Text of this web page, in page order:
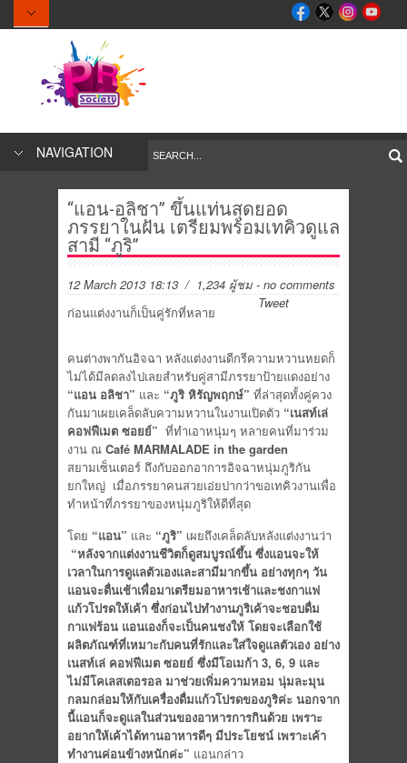
NAVIGATION
“แอน-อลิชา” ขึ้นแท่นสุดยอด
ภรรยาในฝัน เตรียมพร้อมเทคิวดูแล
สามี “ภูริ”
12 March 2013 18:13 / 1,234 ผู้ชม - no comments
Tweet
ก่อนแต่งงานก็เป็นคู่รักที่หลาย
คนต่างพากันอิจฉา หลังแต่งงานดีกรีความหวานหยดก็
ไม่ได้มีลดลงไปเลยสำหรับคู่สามีภรรยาป้ายแดงอย่าง
“แอน อลิชา” และ “ภูริ หิรัญพฤกษ์” ที่ล่าสุดทั้งคู่ควง
กันมาเผยเคล็ดลับความหวานในงานเปิดตัว “เนสท์เล่
คอฟฟีเมต ซอยย์” ที่ทำเอาหนุ่มๆ หลายคนที่มาร่วม
งาน ณ Café MARMALADE in the garden
สยามเซ็นเตอร์ ถึงกับออกอาการอิจฉาหนุ่มภูริกัน
ยกใหญ่ เมื่อภรรยาคนสวยเอ่ยปากว่าขอเทคิวงานเพื่อ
ทำหน้าที่ภรรยาของหนุ่มภูริให้ดีที่สุด
โดย “แอน” และ “ภูริ” เผยถึงเคล็ดลับหลังแต่งงานว่า
“หลังจากแต่งงานชีวิตก็ดูสมบูรณ์ขึ้น ซึ่งแอนจะให้
เวลาในการดูแลตัวเองและสามีมากขึ้น อย่างทุกๆ วัน
แอนจะตื่นเช้าเพื่อมาเตรียมอาหารเช้าและชงกาแฟ
แก้วโปรดให้เค้า ซึ่งก่อนไปทำงานภูริเค้าจะชอบดื่ม
กาแฟร้อน แอนเองก็จะเป็นคนชงให้ โดยจะเลือกใช้
ผลิตภัณฑ์ที่เหมาะกับคนที่รักและใส่ใจดูแลตัวเอง อย่าง
เนสท์เล่ คอฟฟีเมต ซอยย์ ซึ่งมีโอเมก้า 3, 6, 9 และ
ไม่มีโคเลสเตอรอล มาช่วยเพิ่มความหอม นุ่มละมุน
กลมกล่อมให้กับเครื่องดื่มแก้วโปรดของภูริค่ะ นอกจาก
นี้แอนก็จะดูแลในส่วนของอาหารการกินด้วย เพราะ
อยากให้เค้าได้ทานอาหารดีๆ มีประโยชน์ เพราะเค้า
ทำงานค่อนข้างหนักค่ะ” แอนกล่าว